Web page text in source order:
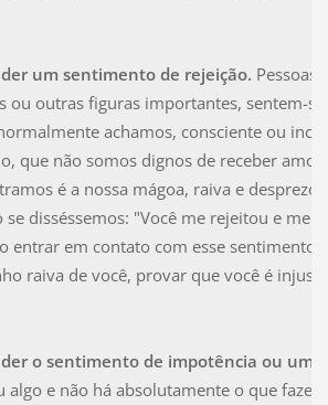
um sentimento de rejeição. Pessoas
ou outras figuras importantes, sentem-
achamos, consciente ou
que não somos dignos de receber
é a nossa mágoa, raiva e desprezo
se disséssemos: "Você me rejeitou e me
entrar em contato com esse
raiva de você, provar que você é
o sentimento de impotência ou
algo e não há absolutamente o que